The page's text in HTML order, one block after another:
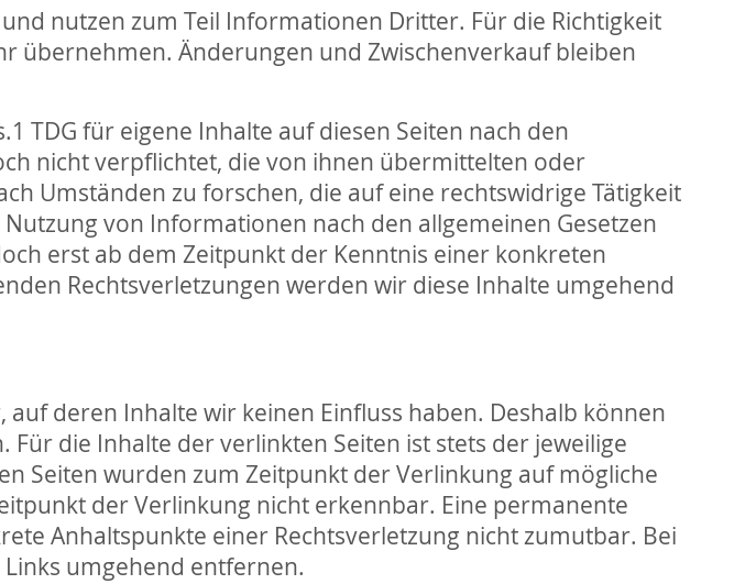
nutzen zum Teil Informationen Dritter. Für die Richtigkeit
übernehmen. Änderungen und Zwischenverkauf bleiben
TDG für eigene Inhalte auf diesen Seiten nach den
nicht verpflichtet, die von ihnen übermittelten oder
Umständen zu forschen, die auf eine rechtswidrige Tätigkeit
von Informationen nach den allgemeinen Gesetzen
erst ab dem Zeitpunkt der Kenntnis einer konkreten
Rechtsverletzungen werden wir diese Inhalte umgehend
deren Inhalte wir keinen Einfluss haben. Deshalb können
die Inhalte der verlinkten Seiten ist stets der jeweilige
Seiten wurden zum Zeitpunkt der Verlinkung auf mögliche
der Verlinkung nicht erkennbar. Eine permanente
Anhaltspunkte einer Rechtsverletzung nicht zumutbar. Bei
umgehend entfernen.